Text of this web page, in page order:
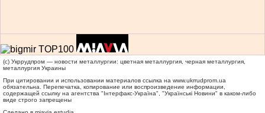
(c) Укррудпром — новости металлургии: цветная металлургия, черная металлургия,
металлургия Украины
При цитировании и использовании материалов ссылка на www.ukrrudprom.ua
обязательна. Перепечатка, копирование или воспроизведение информации,
содержащей ссылку на агентства "Iнтерфакс-Україна", "Українськi Новини" в каком-либо
виде строго запрещены